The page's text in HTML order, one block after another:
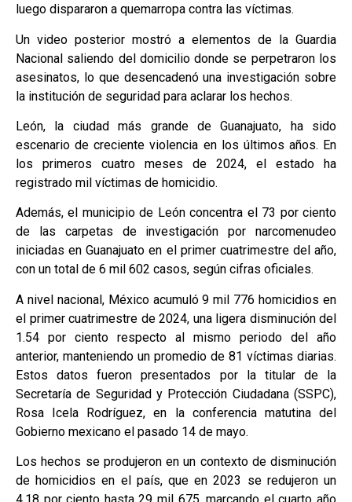
luego dispararon a quemarropa contra las víctimas.
Un video posterior mostró a elementos de la Guardia
Nacional saliendo del domicilio donde se perpetraron los
asesinatos, lo que desencadenó una investigación sobre
la institución de seguridad para aclarar los hechos.
León, la ciudad más grande de Guanajuato, ha sido
escenario de creciente violencia en los últimos años. En
los primeros cuatro meses de 2024, el estado ha
registrado mil víctimas de homicidio.
Además, el municipio de León concentra el 73 por ciento
de las carpetas de investigación por narcomenudeo
iniciadas en Guanajuato en el primer cuatrimestre del año,
con un total de 6 mil 602 casos, según cifras oficiales.
A nivel nacional, México acumuló 9 mil 776 homicidios en
el primer cuatrimestre de 2024, una ligera disminución del
1.54 por ciento respecto al mismo periodo del año
anterior, manteniendo un promedio de 81 víctimas diarias.
Estos datos fueron presentados por la titular de la
Secretaría de Seguridad y Protección Ciudadana (SSPC),
Rosa Icela Rodríguez, en la conferencia matutina del
Gobierno mexicano el pasado 14 de mayo.
Los hechos se produjeron en un contexto de disminución
de homicidios en el país, que en 2023 se redujeron un